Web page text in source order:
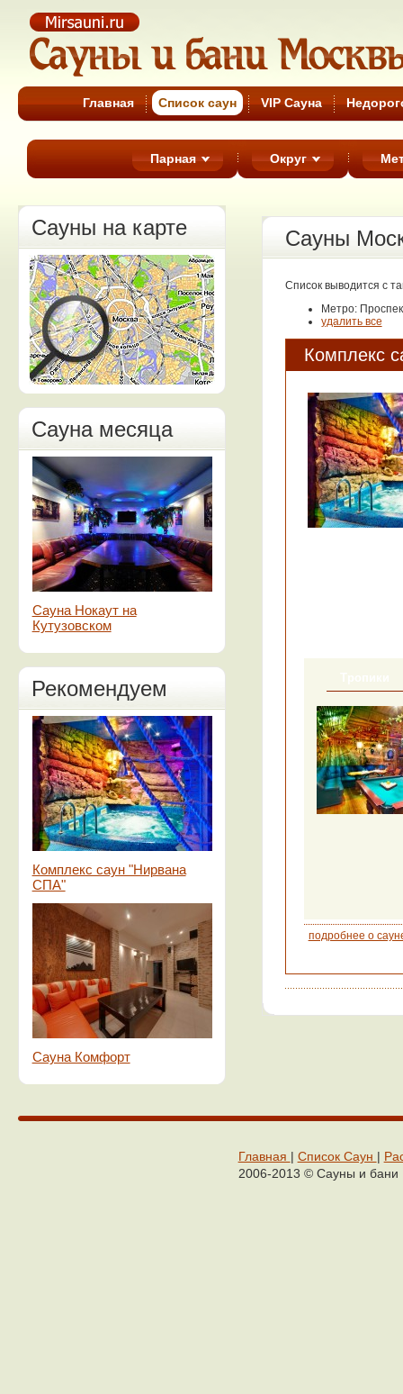
Cауны Москвы
Главная Список cаун VIP Сауна
Парная Округ
Сауны на карте
Сауна месяца
Сауна Нокаут на
Кутузовском
Рекомендуем
Комплекс саун "Нирвана
СПА"
Сауна Комфорт
Сауны
Список выводится с
Метро:
удалить все
Комплекс
подробнее о
Главная | Cписок Cаун |
2006-2013 © Сaуны и бaни